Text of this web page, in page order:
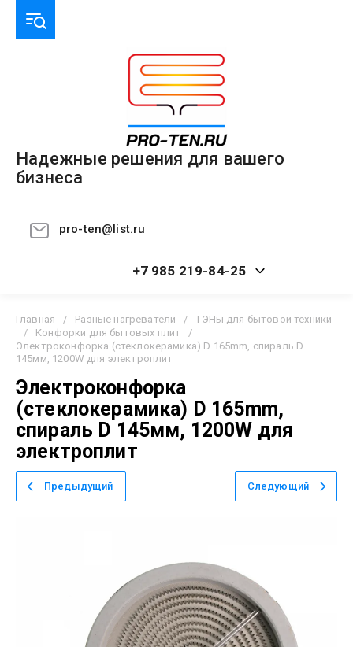
Надежные решения для вашего
бизнеса
pro-ten@list.ru
+7 985 219-84-25
Главная / Разные нагреватели /
ТЭНы для бытовой техники
/
Конфорки для бытовых плит
/
Электроконфорка (стеклокерамика) D 165mm, спираль D
145мм, 1200W для электроплит
Электроконфорка
(стеклокерамика) D 165mm,
спираль D 145мм, 1200W для
электроплит
Предыдущий Следующий